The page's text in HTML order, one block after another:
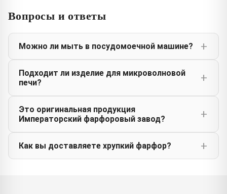
Вопросы и ответы
Можно ли мыть в посудомоечной машине?
Подходит ли изделие для микроволновой
печи?
Это оригинальная продукция
Императорский фарфоровый завод?
Как вы доставляете хрупкий фарфор?